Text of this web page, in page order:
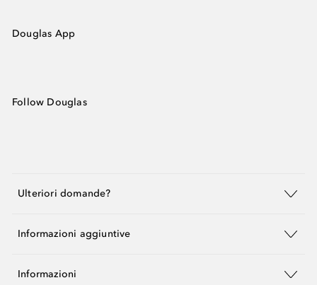
Douglas App
Follow Douglas
Ulteriori domande?
Informazioni aggiuntive
Informazioni